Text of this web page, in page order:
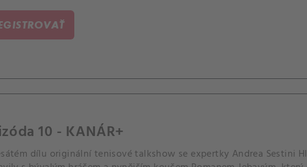
10 - KANÁR+
dílu originální tenisové talkshow se expertky Andrea Sestini